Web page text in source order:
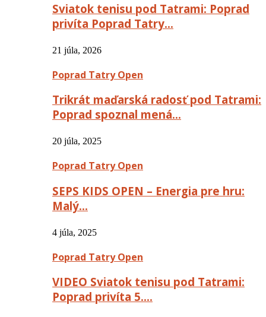
Sviatok tenisu pod Tatrami: Poprad
privíta Poprad Tatry…
21 júla, 2026
Poprad Tatry Open
Trikrát maďarská radosť pod Tatrami:
Poprad spoznal mená…
20 júla, 2025
Poprad Tatry Open
SEPS KIDS OPEN – Energia pre hru:
Malý…
4 júla, 2025
Poprad Tatry Open
VIDEO Sviatok tenisu pod Tatrami:
Poprad privíta 5….